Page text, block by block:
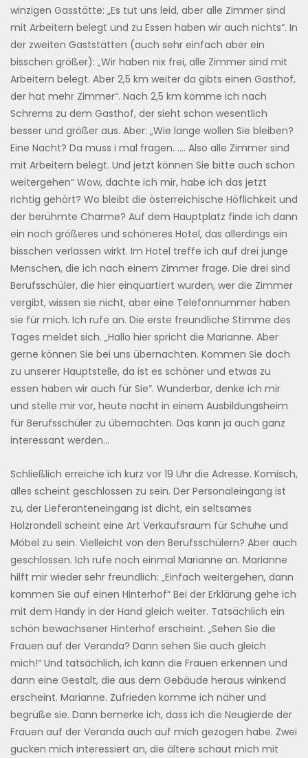
winzigen Gasstätte: „Es tut uns leid, aber alle Zimmer sind
mit Arbeitern belegt und zu Essen haben wir auch nichts“. In
der zweiten Gaststätten (auch sehr einfach aber ein
bisschen größer): „Wir haben nix frei, alle Zimmer sind mit
Arbeitern belegt. Aber 2,5 km weiter da gibts einen Gasthof,
der hat mehr Zimmer“. Nach 2,5 km komme ich nach
Schrems zu dem Gasthof, der sieht schon wesentlich
besser und größer aus. Aber: „Wie lange wollen Sie bleiben?
Eine Nacht? Da muss i mal fragen. …. Also alle Zimmer sind
mit Arbeitern belegt. Und jetzt können Sie bitte auch schon
weitergehen“ Wow, dachte ich mir, habe ich das jetzt
richtig gehört? Wo bleibt die österreichische Höflichkeit und
der berühmte Charme? Auf dem Hauptplatz finde ich dann
ein noch größeres und schöneres Hotel, das allerdings ein
bisschen verlassen wirkt. Im Hotel treffe ich auf drei junge
Menschen, die ich nach einem Zimmer frage. Die drei sind
Berufsschüler, die hier einquartiert wurden, wer die Zimmer
vergibt, wissen sie nicht, aber eine Telefonnummer haben
sie für mich. Ich rufe an. Die erste freundliche Stimme des
Tages meldet sich. „Hallo hier spricht die Marianne. Aber
gerne können Sie bei uns übernachten. Kommen Sie doch
zu unserer Hauptstelle, da ist es schöner und etwas zu
essen haben wir auch für Sie“. Wunderbar, denke ich mir
und stelle mir vor, heute nacht in einem Ausbildungsheim
für Berufsschüler zu übernachten. Das kann ja auch ganz
interessant werden…
Schließlich erreiche ich kurz vor 19 Uhr die Adresse. Komisch,
alles scheint geschlossen zu sein. Der Personaleingang ist
zu, der Lieferanteneingang ist dicht, ein seltsames
Holzrondell scheint eine Art Verkaufsraum für Schuhe und
Möbel zu sein. Vielleicht von den Berufsschülern? Aber auch
geschlossen. Ich rufe noch einmal Marianne an. Marianne
hilft mir wieder sehr freundlich: „Einfach weitergehen, dann
kommen Sie auf einen Hinterhof“ Bei der Erklärung gehe ich
mit dem Handy in der Hand gleich weiter. Tatsächlich ein
schön bewachsener Hinterhof erscheint. „Sehen Sie die
Frauen auf der Veranda? Dann sehen Sie auch gleich
mich!“ Und tatsächlich, ich kann die Frauen erkennen und
dann eine Gestalt, die aus dem Gebäude heraus winkend
erscheint. Marianne. Zufrieden komme ich näher und
begrüße sie. Dann bemerke ich, dass ich die Neugierde der
Frauen auf der Veranda auch auf mich gezogen habe. Zwei
gucken mich interessiert an, die ältere schaut mich mit